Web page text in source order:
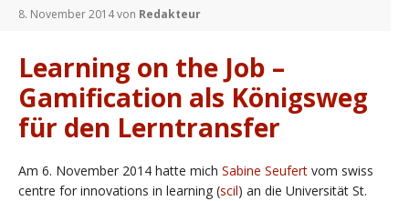
8. November 2014von Redakteur
Learning on the Job –
Gamification als Königsweg
für den Lerntransfer
Am 6. November 2014 hatte mich Sabine Seufert vom swiss
centre for innovations in learning (scil) an die Universität St.